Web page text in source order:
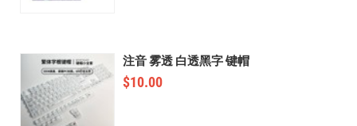
注音 雾透 白透黑字 键帽
$10.00